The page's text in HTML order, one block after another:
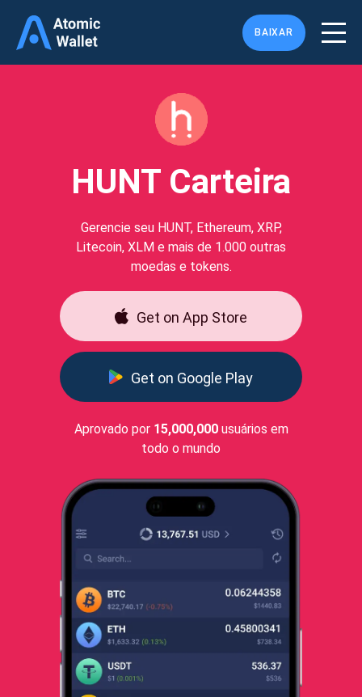
BAIXAR
HUNT Carteira
Gerencie seu HUNT, Ethereum, XRP,
Litecoin, XLM e mais de 1.000 outras
moedas e tokens.
Get on App Store
Get on Google Play
Aprovado por 15,000,000usuários em
todo o mundo